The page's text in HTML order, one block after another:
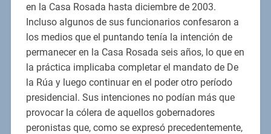
en la Casa Rosada hasta diciembre de 2003.
Incluso algunos de sus funcionarios confesaron a
los medios que el puntando tenía la intención de
permanecer en la Casa Rosada seis años, lo que en
la práctica implicaba completar el mandato de De
la Rúa y luego continuar en el poder otro período
presidencial. Sus intenciones no podían más que
provocar la cólera de aquellos gobernadores
peronistas que, como se expresó precedentemente,